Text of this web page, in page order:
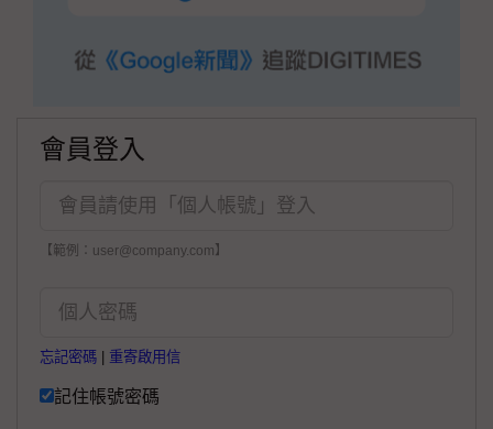
會員登入
【範例：user@company.com】
忘記密碼 重寄啟用信
記住帳號密碼